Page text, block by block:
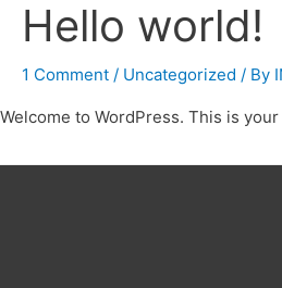
Hello world!
1 Comment / Uncategorized / By
Welcome to WordPress. This is